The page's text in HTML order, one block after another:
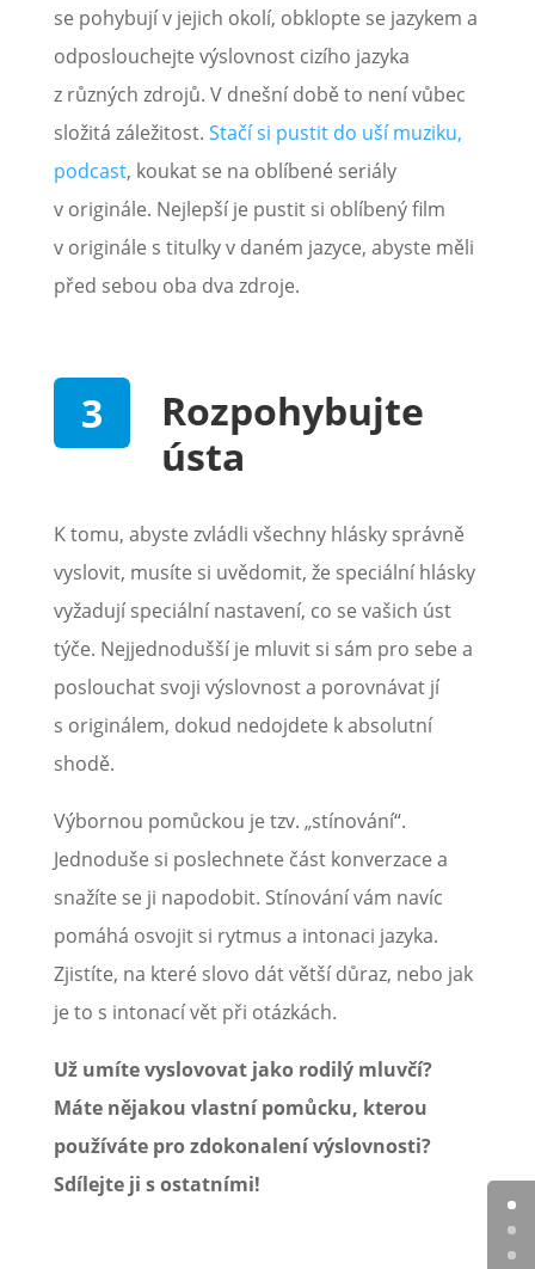
se pohybují v jejich okolí, obklopte se jazykem a
odposlouchejte výslovnost cizího jazyka
z různých zdrojů. V dnešní době to není vůbec
složitá záležitost. Stačí si pustit do uší muziku,
podcast, koukat se na oblíbené seriály
v originále. Nejlepší je pustit si oblíbený film
v originále s titulky v daném jazyce, abyste měli
před sebou oba dva zdroje.
Rozpohybujte
ústa
K tomu, abyste zvládli všechny hlásky správně
vyslovit, musíte si uvědomit, že speciální hlásky
vyžadují speciální nastavení, co se vašich úst
týče. Nejjednodušší je mluvit si sám pro sebe a
poslouchat svoji výslovnost a porovnávat jí
s originálem, dokud nedojdete k absolutní
shodě.
Výbornou pomůckou je tzv. „stínování“.
Jednoduše si poslechnete část konverzace a
snažíte se ji napodobit. Stínování vám navíc
pomáhá osvojit si rytmus a intonaci jazyka.
Zjistíte, na které slovo dát větší důraz, nebo jak
je to s intonací vět při otázkách.
Už umíte vyslovovat jako rodilý mluvčí?
Máte nějakou vlastní pomůcku, kterou
používáte pro zdokonalení výslovnosti?
Sdílejte ji s ostatními!